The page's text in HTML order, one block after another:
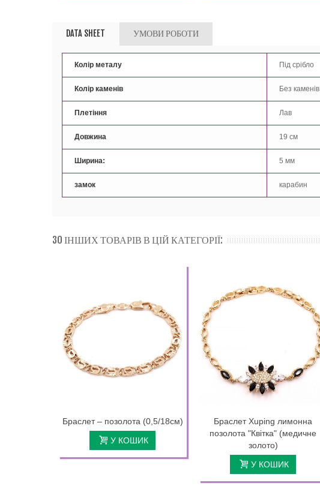
DATA SHEET УМОВИ РОБОТИ
Колір металу Під срібло
Колір каменів Без каменів
Плетіння Лав
Довжина 19 см
Ширина: 5 мм
замок карабин
30 ІНШИХ ТОВАРІВ В ЦІЙ КАТЕГОРІЇ:
Браслет – позолота (0,5/18см)
У КОШИК
Браслет Xuping лимонна
позолота "Квітка" (медичне
золото)
У КОШИК